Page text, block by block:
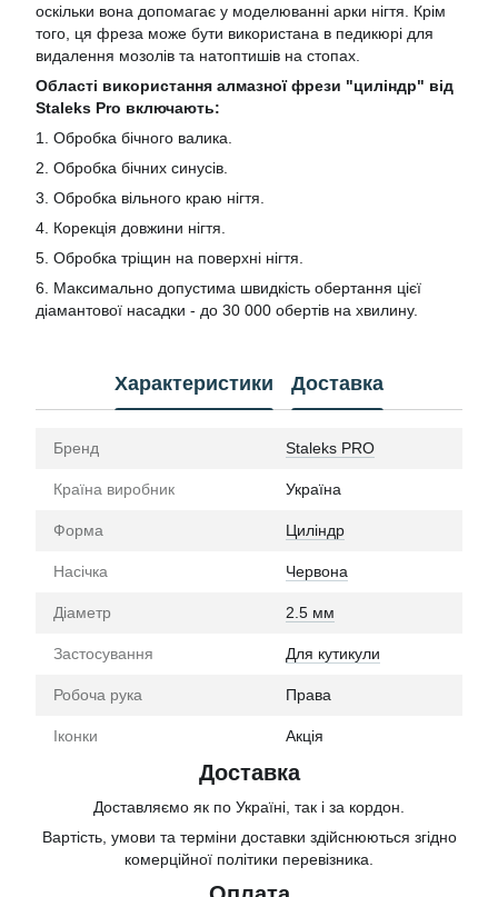
оскільки вона допомагає у моделюванні арки нігтя. Крім
того, ця фреза може бути використана в педикюрі для
видалення мозолів та натоптишів на стопах.
Області використання алмазної фрези "циліндр" від
Staleks Pro включають:
1. Обробка бічного валика.
2. Обробка бічних синусів.
3. Обробка вільного краю нігтя.
4. Корекція довжини нігтя.
5. Обробка тріщин на поверхні нігтя.
6. Максимально допустима швидкість обертання цієї
діамантової насадки - до 30 000 обертів на хвилину.
Характеристики Доставка
Бренд Staleks PRO
Країна виробник Україна
Форма Циліндр
Насічка Червона
Діаметр 2.5 мм
Застосування Для кутикули
Робоча рука Права
Іконки Акція
Доставка
Доставляємо як по Україні, так і за кордон.
Вартість, умови та терміни доставки здійснюються згідно
комерційної політики перевізника.